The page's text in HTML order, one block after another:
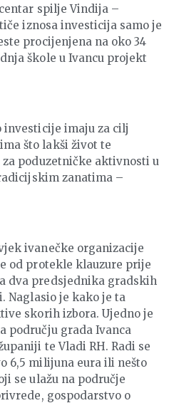
spilje Vindija –
iznosa investicija samo je
procijenjena na oko 34
škole u Ivancu projekt
investicije imaju za cilj
što lakši život te
poduzetničke aktivnosti u
zanatima –
ivanečke organizacije
od protekle klauzure prije
dva predsjednika gradskih
Naglasio je kako je ta
skorih izbora. Ujedno je
području grada Ivanca
te Vladi RH. Radi se
6,5 milijuna eura ili nešto
se ulažu na područje
gospodarstvo o